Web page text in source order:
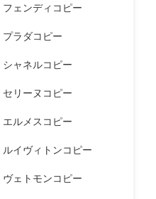
フェンディコピー
プラダコピー
シャネルコピー
セリーヌコピー
エルメスコピー
ルイヴィトンコピー
ヴェトモンコピー